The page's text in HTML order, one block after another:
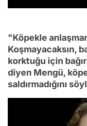
"Köpekle
Koşmayacaksın,
korktuğu için
diyen Mengü,
saldırmadığını